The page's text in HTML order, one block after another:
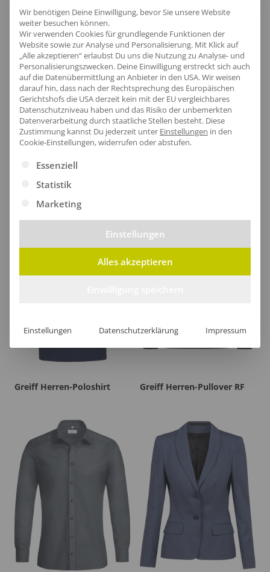
[jgm-review-widget]
Kundenprojekte
Kombi Produkte
Greiff Herren-Poloshirt Greiff Herren-Pullover RF
Wir benötigen Deine Einwilligung, bevor Sie unsere Website
weiter besuchen können.
Wir verwenden Cookies für grundlegende Funktionen der
Website sowie zur Analyse und Personalisierung. Mit Klick auf
„Alle akzeptieren“ erlaubst Du uns die Nutzung zu Analyse- und
Personalisierungszwecken. Deine Einwilligung erstreckt sich auch
auf die Datenübermittlung an Anbieter in den USA. Wir weisen
darauf hin, dass nach der Rechtsprechung des Europäischen
Gerichtshofs die USA derzeit kein mit der EU vergleichbares
Datenschutzniveau haben und das Risiko der unbemerkten
Datenverarbeitung durch staatliche Stellen besteht. Diese
Zustimmung kannst Du jederzeit unter Einstellungen in den
Cookie-Einstellungen, widerrufen oder abstufen.
Es folgt eine Liste der Service-Gruppen, für die eine
Essenziell
Statistik
Marketing
Einstellungen
Alles akzeptieren
Einstellungen Datenschutzerklärung Impressum